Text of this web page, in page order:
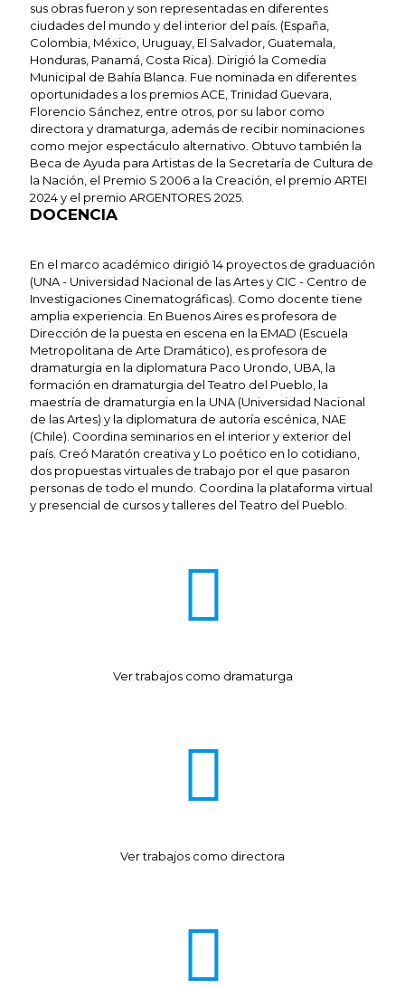
sus obras fueron y son representadas en diferentes
ciudades del mundo y del interior del país. (España,
Colombia, México, Uruguay, El Salvador, Guatemala,
Honduras, Panamá, Costa Rica). Dirigió la Comedia
Municipal de Bahía Blanca. Fue nominada en diferentes
oportunidades a los premios ACE, Trinidad Guevara,
Florencio Sánchez, entre otros, por su labor como
directora y dramaturga, además de recibir nominaciones
como mejor espectáculo alternativo. Obtuvo también la
Beca de Ayuda para Artistas de la Secretaría de Cultura de
la Nación, el Premio S 2006 a la Creación, el premio ARTEI
2024 y el premio ARGENTORES 2025.
DOCENCIA
En el marco académico dirigió 14 proyectos de graduación
(UNA - Universidad Nacional de las Artes y CIC - Centro de
Investigaciones Cinematográficas). Como docente tiene
amplia experiencia. En Buenos Aires es profesora de
Dirección de la puesta en escena en la EMAD (Escuela
Metropolitana de Arte Dramático), es profesora de
dramaturgia en la diplomatura Paco Urondo, UBA, la
formación en dramaturgia del Teatro del Pueblo, la
maestría de dramaturgia en la UNA (Universidad Nacional
de las Artes) y la diplomatura de autoría escénica, NAE
(Chile). Coordina seminarios en el interior y exterior del
país. Creó Maratón creativa y Lo poético en lo cotidiano,
dos propuestas virtuales de trabajo por el que pasaron
personas de todo el mundo. Coordina la plataforma virtual
y presencial de cursos y talleres del Teatro del Pueblo.
Ver trabajos como dramaturga
Ver trabajos como directora